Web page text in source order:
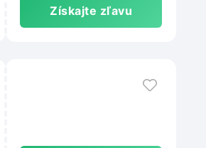
Získajte zľavu